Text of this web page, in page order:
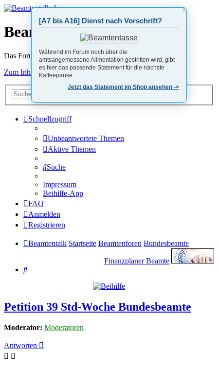
X
[A7 bis A16] Dienst nach Vorschrift?
Während im Forum noch über die
amtsangemessene Alimentation gestritten wird, gibt
es hier das passende Statement für die nächste
Kaffeepause.
Jetzt das Statement im Shop ansehen ->
Beamtentalk.de
Das Forum von Beamten für Beamte
Zum Inhalt
Erweiterte
Suche
Schnellzugriff
Unbeantwortete Themen
Aktive Themen
Suche
Impressum
Beihilfe-App
FAQ
Anmelden
Registrieren
Beamtentalk Startseite Beamtenforen Bundesbeamte
Finanzplaner Beamte
Suche
Petition 39 Std-Woche Bundesbeamte
Moderator: Moderatoren
Antworten